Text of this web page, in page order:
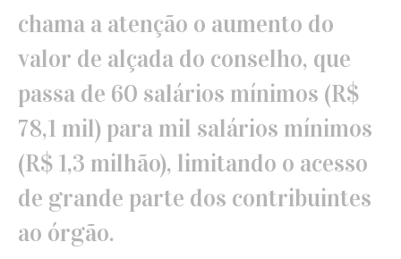
chama a atenção o aumento do
valor de alçada do conselho, que
passa de 60 salários mínimos (R$
78,1 mil) para mil salários mínimos
(R$ 1,3 milhão), limitando o acesso
de grande parte dos contribuintes
ao órgão.